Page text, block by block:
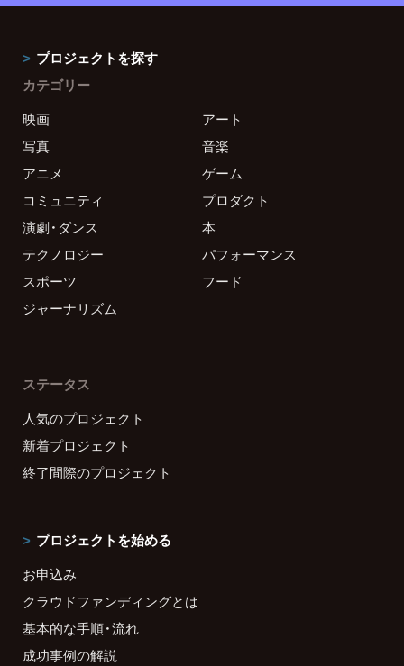
プロジェクトを探す
カテゴリー
映画
アート
写真
音楽
アニメ
ゲーム
コミュニティ
プロダクト
演劇・ダンス
本
テクノロジー
パフォーマンス
スポーツ
フード
ジャーナリズム
ステータス
人気のプロジェクト
新着プロジェクト
終了間際のプロジェクト
プロジェクトを始める
お申込み
クラウドファンディングとは
基本的な手順・流れ
成功事例の解説